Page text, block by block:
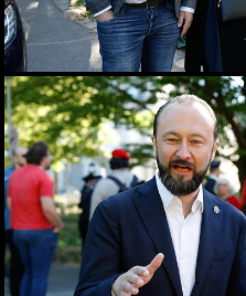
Das Viertel 4 startet in die
Sommersaison
13.05.2026
Frühlingsfest der idlab
GmbH
12.05.2026
Shopping Friday im
Murpark
11.05.2026
Das war der Kunst- und